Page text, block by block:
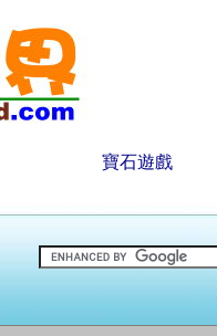
寶石遊戲